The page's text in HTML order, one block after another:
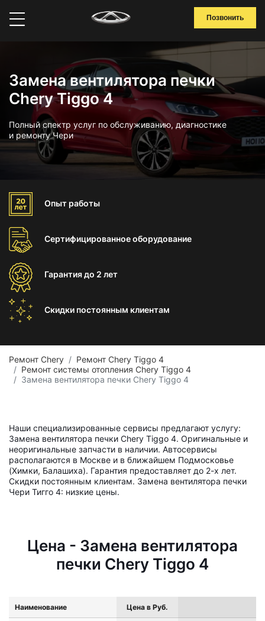
Позвонить
Замена вентилятора печки
Chery Tiggo 4
Полный спектр услуг по обслуживанию, диагностике
и ремонту Чери
Опыт работы
Сертифицированноеоборудование
Гарантиядо 2 лет
Скидки постоянным клиентам
Ремонт Chery
Ремонт Chery Tiggo 4
Ремонт системы отопления Chery Tiggo 4
Замена вентилятора печки Chery Tiggo 4
Наши специализированные сервисы предлагают услугу:
Замена вентилятора печки Chery Tiggo 4. Оригинальные и
неоригинальные запчасти в наличии. Автосервисы
располагаются в Москве и в ближайшем Подмосковье
(Химки, Балашиха). Гарантия предоставляет до 2-х лет.
Скидки постоянным клиентам. Замена вентилятора печки
Чери Тигго 4: низкие цены.
Цена - Замена вентилятора
печки Chery Tiggo 4
Наименование Цена в Руб.